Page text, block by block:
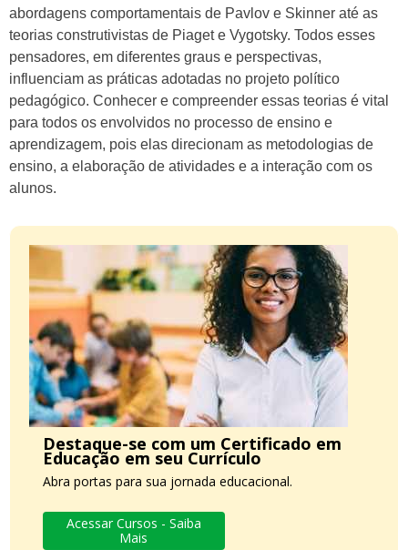
abordagens comportamentais de Pavlov e Skinner até as
teorias construtivistas de Piaget e Vygotsky. Todos esses
pensadores, em diferentes graus e perspectivas,
influenciam as práticas adotadas no projeto político
pedagógico. Conhecer e compreender essas teorias é vital
para todos os envolvidos no processo de ensino e
aprendizagem, pois elas direcionam as metodologias de
ensino, a elaboração de atividades e a interação com os
alunos.
Destaque-se com um Certificado em
Educação em seu Currículo
Abra portas para sua jornada educacional.
Acessar Cursos - Saiba
Mais